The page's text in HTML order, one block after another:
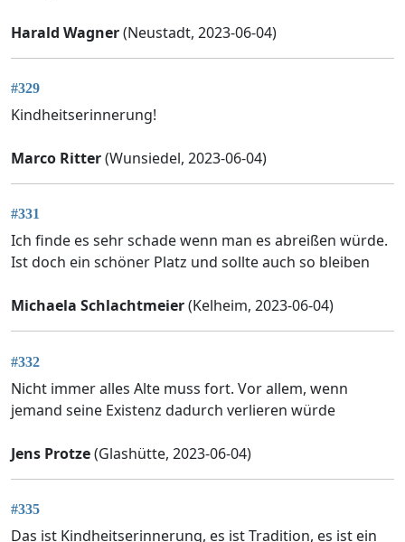
Harald Wagner(Neustadt, 2023-06-04)
#329
Kindheitserinnerung!
Marco Ritter(Wunsiedel, 2023-06-04)
#331
Ich finde es sehr schade wenn man es abreißen würde.
Ist doch ein schöner Platz und sollte auch so bleiben
Michaela Schlachtmeier(Kelheim, 2023-06-04)
#332
Nicht immer alles Alte muss fort. Vor allem, wenn
jemand seine Existenz dadurch verlieren würde
Jens Protze(Glashütte, 2023-06-04)
#335
Das ist Kindheitserinnerung, es ist Tradition, es ist ein